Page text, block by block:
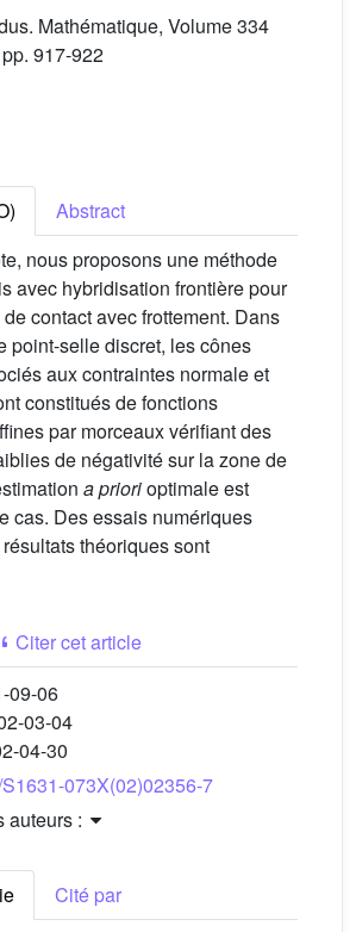
Mathématique, Volume 334
917-922
Abstract
nous proposons une méthode
avec hybridisation frontière pour
contact avec frottement. Dans
point-selle discret, les cônes
aux contraintes normale et
constitués de fonctions
par morceaux vérifiant des
de négativité sur la zone de
a priorioptimale est
cas. Des essais numériques
théoriques sont
Citer cet article
09-06
03-04
04-30
073X(02)02356-7
auteurs :
Cité par